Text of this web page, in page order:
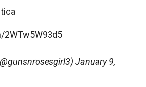
2WTw5W93d5
January 9,